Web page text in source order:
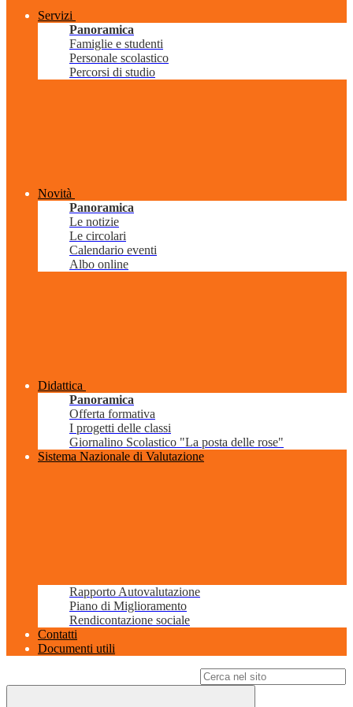
Servizi
Panoramica
Famiglie e studenti
Personale scolastico
Percorsi di studio
Novità
Panoramica
Le notizie
Le circolari
Calendario eventi
Albo online
Didattica
Panoramica
Offerta formativa
I progetti delle classi
Giornalino Scolastico "La posta delle rose"
Sistema Nazionale di Valutazione
Rapporto Autovalutazione
Piano di Miglioramento
Rendicontazione sociale
Contatti
Documenti utili